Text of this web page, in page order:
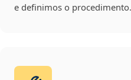
e definimos o procedimento.